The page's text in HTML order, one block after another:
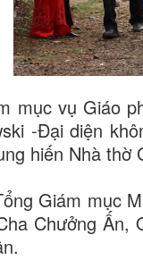
mục vụ Giáo
-Đại diện
hiến Nhà thờ
Giám mục
Chưởng Ấn,